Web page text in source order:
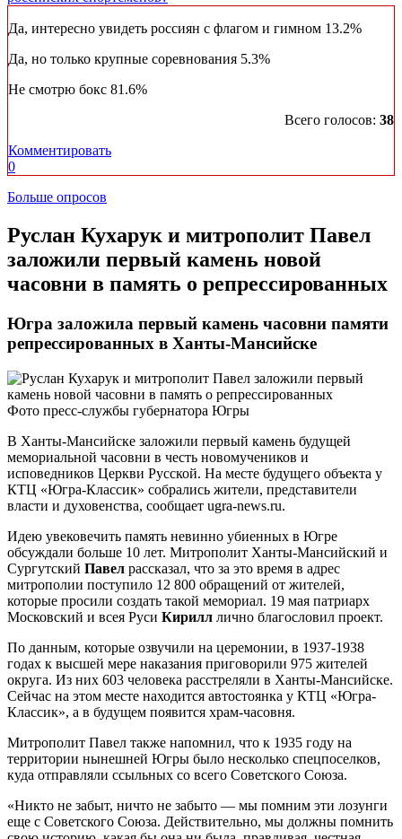
Да, интересно увидеть россиян с флагом и гимном 13.2%
Да, но только крупные соревнования 5.3%
Не смотрю бокс 81.6%
Всего голосов: 38
Комментировать
0
Больше опросов
Руслан Кухарук и митрополит Павел
заложили первый камень новой
часовни в память о репрессированных
Югра заложила первый камень часовни памяти
репрессированных в Ханты-Мансийске
Фото пресс-службы губернатора Югры
В Ханты-Мансийске заложили первый камень будущей
мемориальной часовни в честь новомучеников и
исповедников Церкви Русской. На месте будущего объекта у
КТЦ «Югра-Классик» собрались жители, представители
власти и духовенства, сообщает ugra-news.ru.
Идею увековечить память невинно убиенных в Югре
обсуждали больше 10 лет. Митрополит Ханты-Мансийский и
Сургутский Павел рассказал, что за это время в адрес
митрополии поступило 12 800 обращений от жителей,
которые просили создать такой мемориал. 19 мая патриарх
Московский и всея Руси Кирилл лично благословил проект.
По данным, которые озвучили на церемонии, в 1937-1938
годах к высшей мере наказания приговорили 975 жителей
округа. Из них 603 человека расстреляли в Ханты-Мансийске.
Сейчас на этом месте находится автостоянка у КТЦ «Югра-
Классик», а в будущем появится храм-часовня.
Митрополит Павел также напомнил, что к 1935 году на
территории нынешней Югры было несколько спецпоселков,
куда отправляли ссыльных со всего Советского Союза.
«Никто не забыт, ничто не забыто — мы помним эти лозунги
еще с Советского Союза. Действительно, мы должны помнить